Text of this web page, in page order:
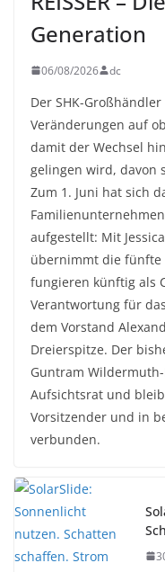
Generation
06/08/2026 dc
Der SHK-Großhändler
Veränderungen auf
damit der Wechsel
gelingen wird, davon
Zum 1. Juni hat sich
Familienunternehmen
aufgestellt: Mit
übernimmt die fünfte
fungieren künftig als
Verantwortung für
dem Vorstand
Dreierspitze. Der
Guntram
Aufsichtsrat und
Vorsitzender und in
verbunden.